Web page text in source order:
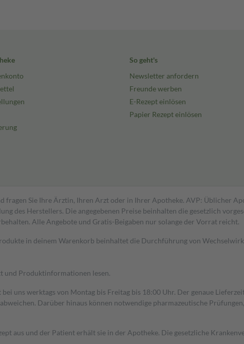
So geht's
Newsletter anfordern
Freunde werben
E-Rezept einlösen
Papier Rezept einlösen
fragen Sie Ihre Ärztin, Ihren Arzt oder in Ihrer Apotheke. AVP: Üblicher
des Herstellers. Die angegebenen Preise beinhalten die gesetzlich
Alle Angebote und Gratis-Beigaben nur solange der Vorrat reicht.
in deinem Warenkorb beinhaltet die Durchführung von
und Produktinformationen lesen.
uns werktags von Montag bis Freitag bis 18:00 Uhr. Der genaue
Darüber hinaus können notwendige pharmazeutische
aus und der Patient erhält sie in der Apotheke. Die gesetzliche